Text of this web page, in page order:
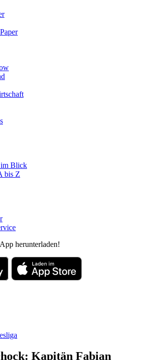
🛒 Shoppingwelt
im Blick
bis Z
herunterladen!
Kapitän Fabian